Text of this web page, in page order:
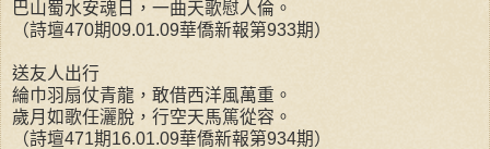
巴山蜀水安魂日，一曲天歌慰人倫。
（詩壇470期09.01.09華僑新報第933期）
送友人出行
綸巾羽扇仗青龍，敢借西洋風萬重。
歲月如歌任灑脫，行空天馬篤從容。
（詩壇471期16.01.09華僑新報第934期）